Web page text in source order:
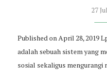
27
Published on April 28, 2019
adalah sebuah sistem yang
sosial sekaligus mengurangi